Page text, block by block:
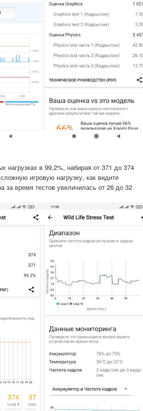
нагрузках в 99,2%, набирая от 371 до 374
игровую нагрузку, как видите
время тестов увеличилась от 26 до 32